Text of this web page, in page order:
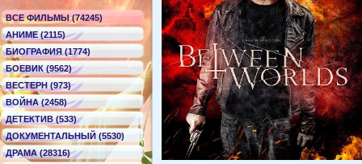
ВСЕ ФИЛЬМЫ (74245)
АНИМЕ (2115)
БИОГРАФИЯ (1774)
БОЕВИК (9562)
ВЕСТЕРН (973)
ВОЙНА (2458)
ДЕТЕКТИВ (533)
ДОКУМЕНТАЛЬНЫЙ (5530)
ДРАМА (28316)